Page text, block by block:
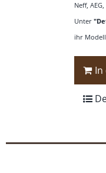
Neff,
Unter
ihr
In